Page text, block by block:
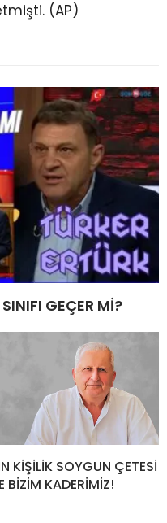
(AP)
GEÇER Mİ?
KİŞİLİK SOYGUN ÇETESİ
BİZİM KADERİMİZ!